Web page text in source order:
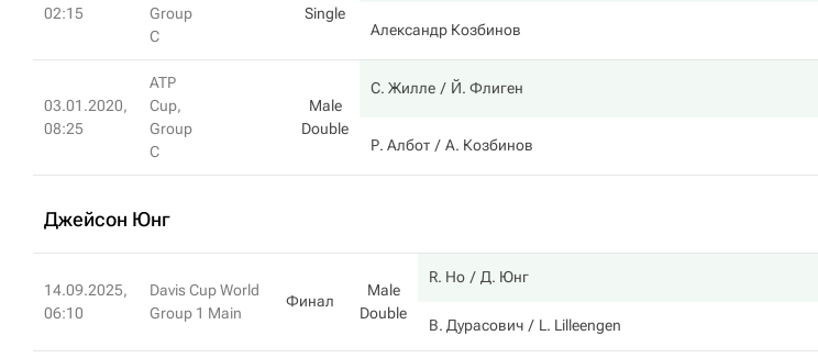
02:15
Group
C
Single
Александр Козбинов
03.01.2020,
08:25
ATP
Cup,
Group
C
Male
Double
С. Жилле Й. Флиген
Р. Албот А. Козбинов
Джейсон Юнг
14.09.2025,
06:10
Davis Cup World
Group 1 Main
Финал
Male
Double
R. Ho Д. Юнг
В. Дурасович L. Lilleengen